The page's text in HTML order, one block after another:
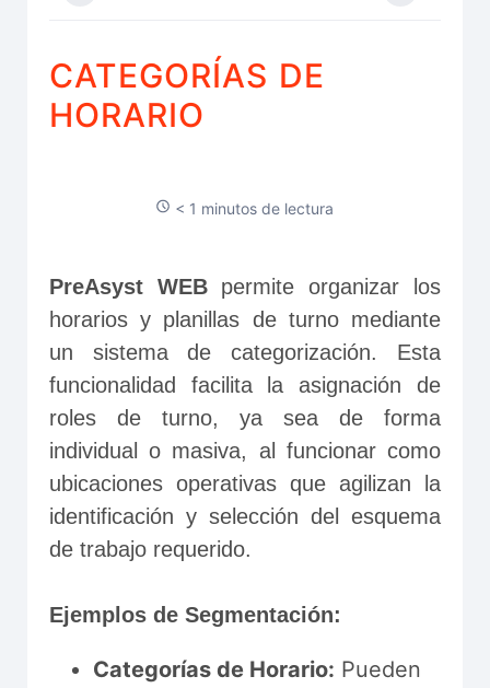
CATEGORÍAS DE
HORARIO
< 1 minutos de lectura
PreAsyst WEB permite organizar los
horarios y planillas de turno mediante
un sistema de categorización. Esta
funcionalidad facilita la asignación de
roles de turno, ya sea de forma
individual o masiva, al funcionar como
ubicaciones operativas que agilizan la
identificación y selección del esquema
de trabajo requerido.
Ejemplos de Segmentación:
Categorías de Horario: Pueden